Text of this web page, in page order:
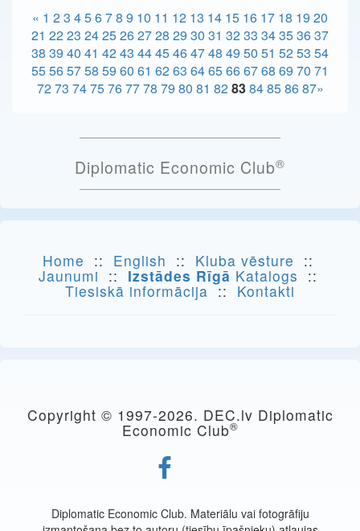
« 1 23 45678 9 10 11 12 13 14 15 16 17 18 19 20
21 2223 2425262728 29 30 31 3233 34353637
38 39 40 41 4243 4445464748 49 50 51 5253 54
55565758 59 60 61 62 63 6465666768 69 70 71
72 73 7475767778 79 80 81 82 8384858687»
Diplomatic Economic Club®
Home :: English :: Kluba vēsture ::
Jaunumi :: Izstādes Rīgā Katalogs ::
Tiesiskā informācija :: Kontakti
Copyright © 1997-2026. DEC.lv Diplomatic
Economic Club®
Diplomatic Economic Club. Materiālu vai fotogrāfiju